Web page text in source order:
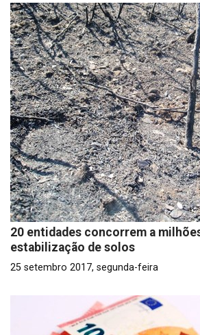
20 entidades concorrem a
estabilização de solos
25 setembro 2017, segunda-feira